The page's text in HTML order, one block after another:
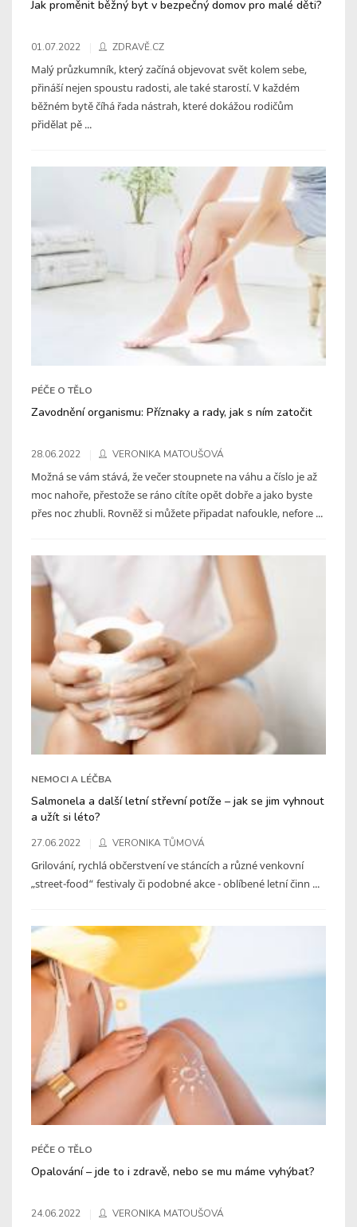
Jak proměnit běžný byt v bezpečný domov pro malé děti?
01.07.2022 ZDRAVĚ.CZ
Malý průzkumník, který začíná objevovat svět kolem sebe,
přináší nejen spoustu radosti, ale také starostí. V každém
běžném bytě číhá řada nástrah, které dokážou rodičům
přidělat pě ...
PÉČE O TĚLO
Zavodnění organismu: Příznaky a rady, jak s ním zatočit
28.06.2022 VERONIKA MATOUŠOVÁ
Možná se vám stává, že večer stoupnete na váhu a číslo je až
moc nahoře, přestože se ráno cítíte opět dobře a jako byste
přes noc zhubli. Rovněž si můžete připadat nafoukle, nefore ...
NEMOCI A LÉČBA
Salmonela a další letní střevní potíže – jak se jim vyhnout
a užít si léto?
27.06.2022 VERONIKA TŮMOVÁ
Grilování, rychlá občerstvení ve stáncích a různé venkovní
„street-food“ festivaly či podobné akce - oblíbené letní činn ...
PÉČE O TĚLO
Opalování – jde to i zdravě, nebo se mu máme vyhýbat?
24.06.2022 VERONIKA MATOUŠOVÁ